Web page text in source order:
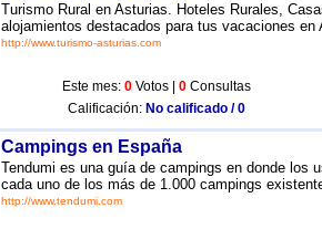
Turismo Rural en Asturias. Hoteles Rurales,
alojamientos destacados para tus vacaciones en
http://www.turismo-asturias.com
Este mes: 0 Votos | 0 Consultas
Calificación: No calificado / 0
Campings en España
Tendumi es una guía de campings en donde los
cada uno de los más de 1.000 campings
http://www.tendumi.com